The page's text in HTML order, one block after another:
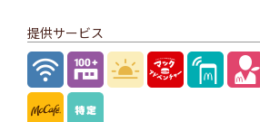
提供サービス